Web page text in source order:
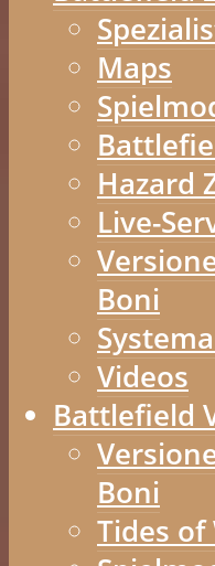
Maps
Hazard
Live-
Boni
Videos
Battlefield
Boni
Tides of